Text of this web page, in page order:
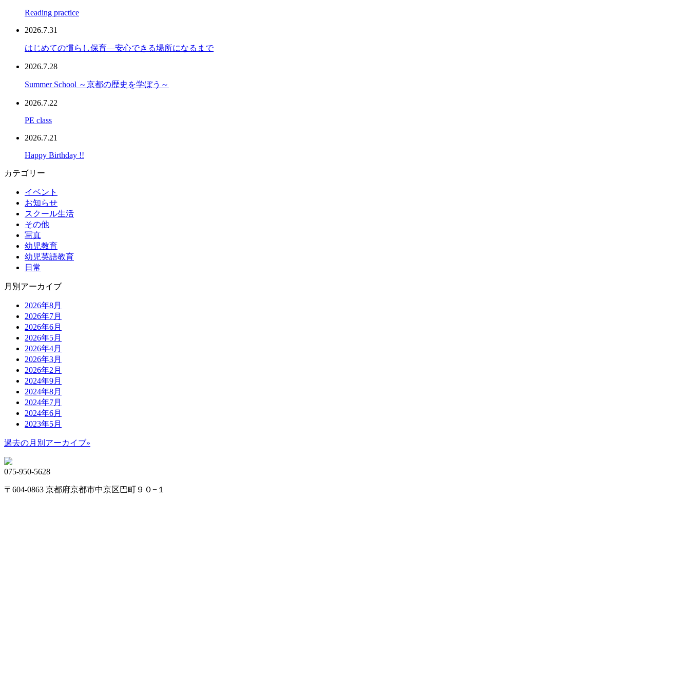
Reading practice
2026.7.31
はじめての慣らし保育―安心できる場所になるまで
2026.7.28
Summer School ～京都の歴史を学ぼう～
2026.7.22
PE class
2026.7.21
Happy Birthday !!
カテゴリー
イベント
お知らせ
スクール生活
その他
写真
幼児教育
幼児英語教育
日常
月別アーカイブ
2026年8月
2026年7月
2026年6月
2026年5月
2026年4月
2026年3月
2026年2月
2024年9月
2024年8月
2024年7月
2024年6月
2023年5月
過去の月別アーカイブ»
075-950-5628
〒604-0863 京都府京都市中京区巴町９０−１